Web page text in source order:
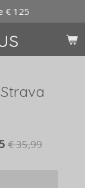
€ 125
€ 35,99